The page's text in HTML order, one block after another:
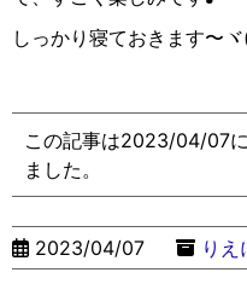
しっかり寝ておきます〜ヾ
この記事は2023/04/07
ました。
2023/04/07 りえ